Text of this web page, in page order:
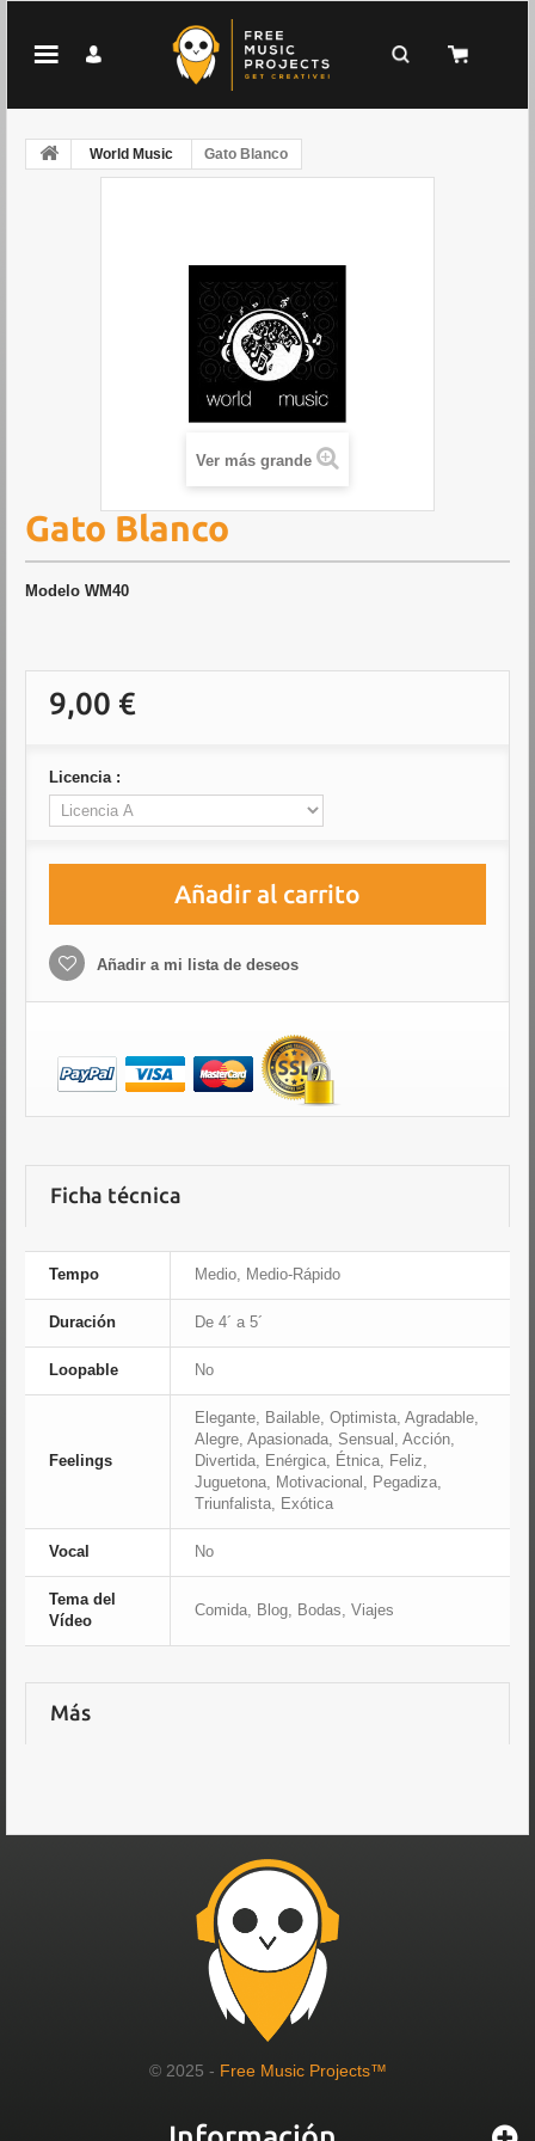
World Music Gato Blanco
Ver más grande
Gato Blanco
Modelo WM40
9,00 €
Licencia :
Añadir al carrito
Añadir a mi lista de deseos
Ficha técnica
Tempo Medio, Medio-Rápido
Duración De 4´ a 5´
Loopable No
Feelings
Elegante, Bailable, Optimista, Agradable,
Alegre, Apasionada, Sensual, Acción,
Divertida, Enérgica, Étnica, Feliz,
Juguetona, Motivacional, Pegadiza,
Triunfalista, Exótica
Vocal No
Tema del
Vídeo
Comida, Blog, Bodas, Viajes
Más
© 2025 - Free Music Projects™